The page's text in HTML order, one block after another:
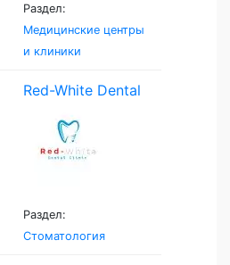
Раздел:
Медицинские центры
и клиники
Red-White Dental
Раздел:
Стоматология